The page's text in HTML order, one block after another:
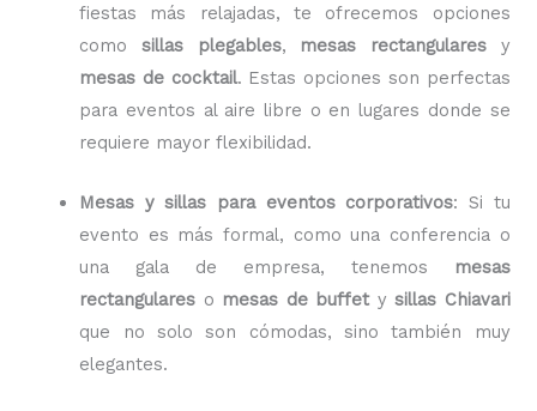
fiestas más relajadas, te ofrecemos opciones
como sillas plegables, mesas rectangularesy
mesas de cocktail. Estas opciones son perfectas
para eventos al aire libre o en lugares donde se
requiere mayor flexibilidad.
Mesas y sillas para eventos corporativos: Si tu
evento es más formal, como una conferencia o
una gala de empresa, tenemos
mesas
rectangulares o mesas de buffetysillas Chiavari
que no solo son cómodas, sino también muy
elegantes.